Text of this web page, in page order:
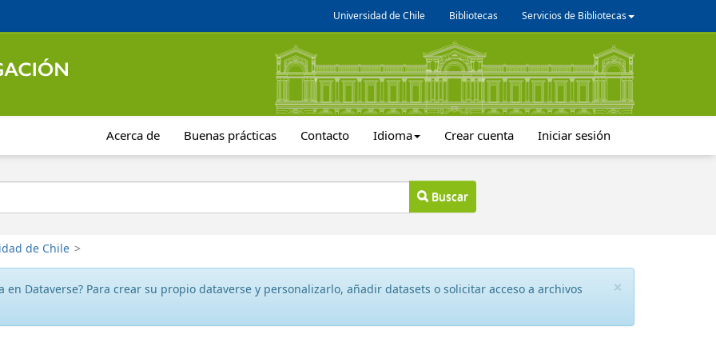
Universidad de Chile Bibliotecas Servicios de Bibliotecas
Acerca de Buenas prácticas Contacto Idioma Crear cuenta Iniciar sesión
Buscar
de Chile >
×
en Dataverse? Para crear su propio dataverse y personalizarlo, añadir datasets o solicitar acceso a archivos